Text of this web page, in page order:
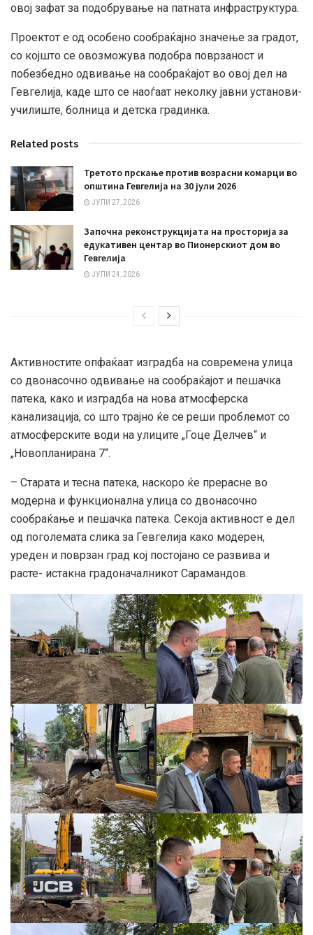
овој зафат за подобрување на патната инфраструктура.
Проектот е од особено сообраќајно значење за градот,
со којшто се овозможува подобра поврзаност и
побезбедно одвивање на сообраќајот во овој дел на
Гевгелија, каде што се наоѓаат неколку јавни установи-
училиште, болница и детска градинка.
Related posts
Третото прскање против возрасни комарци во
општина Гевгелија на 30 јули 2026
ЈУЛИ 27, 2026
Започна реконструкцијата на просторија за
едукативен центар во Пионерскиот дом во
Гевгелија
ЈУЛИ 24, 2026
Активностите опфаќаат изградба на современа улица
со двонасочно одвивање на сообраќајот и пешачка
патека, како и изградба на нова атмосферска
канализација, со што трајно ќе се реши проблемот со
атмосферските води на улиците „Гоце Делчев“ и
„Новопланирана 7“.
– Старата и тесна патека, наскоро ќе прерасне во
модерна и функционална улица со двонасочно
сообраќање и пешачка патека. Секоја активност е дел
од поголемата слика за Гевгелија како модерен,
уреден и поврзан град кој постојано се развива и
расте- истакна градоначалникот Сарамандов.